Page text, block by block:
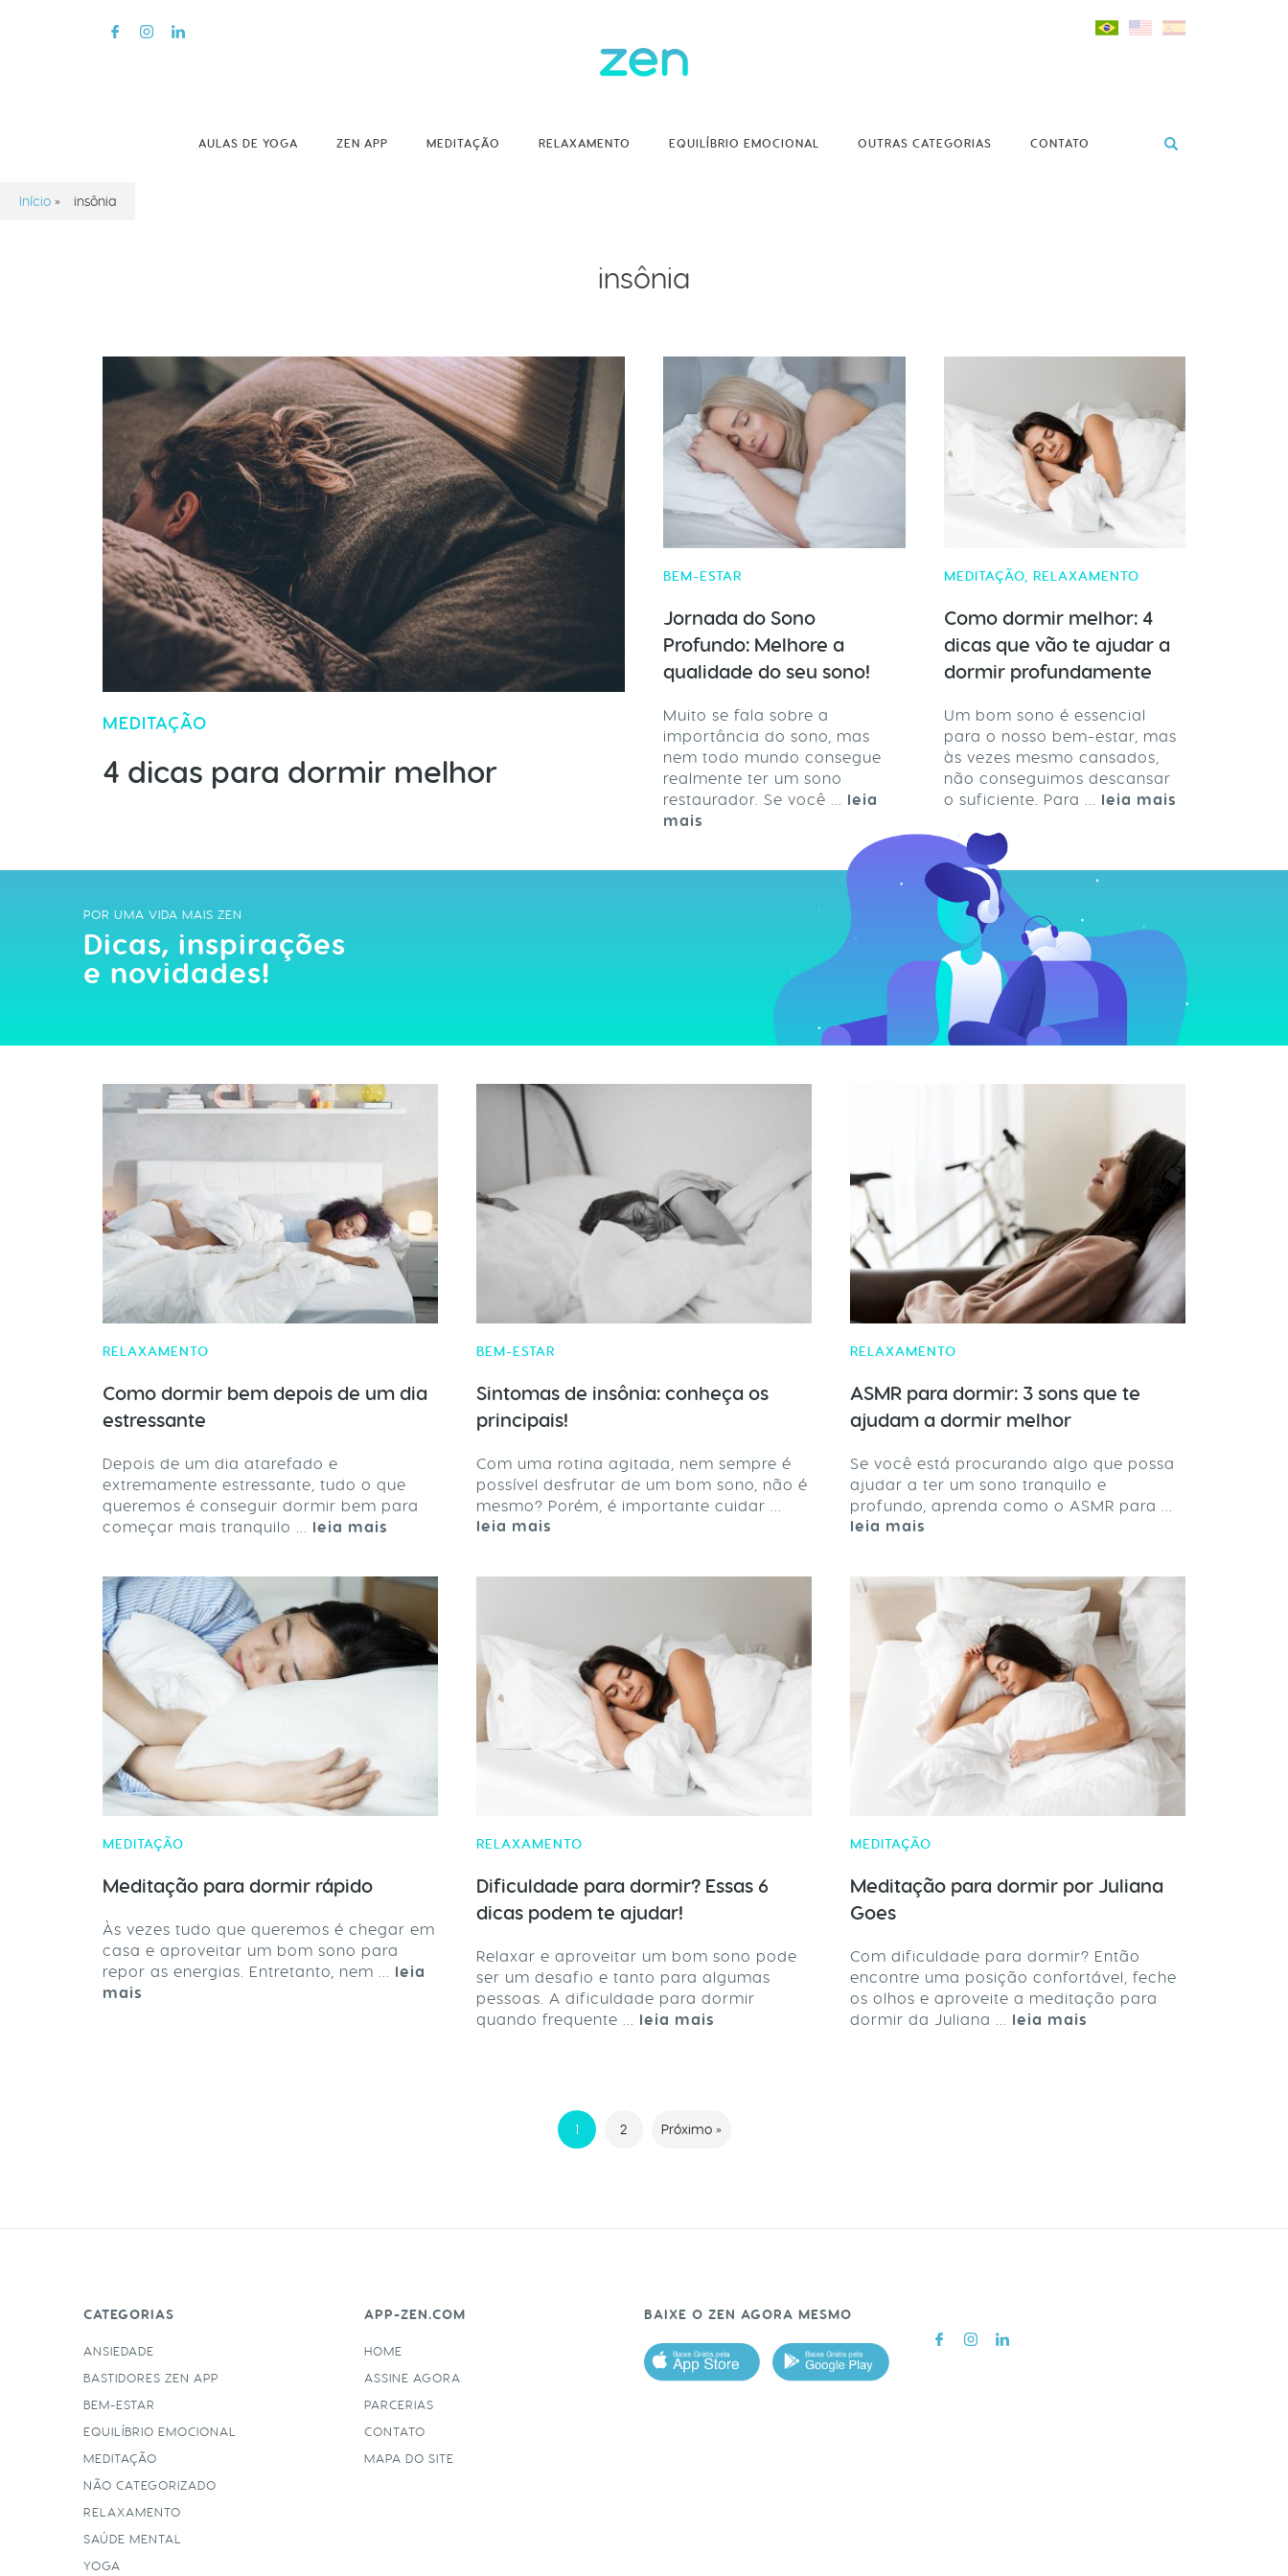
AULAS DE YOGA ZEN APP MEDITAÇÃO RELAXAMENTO EQUILÍBRIO EMOCIONAL OUTRAS CATEGORIAS CONTATO
Início » insônia
insônia
MEDITAÇÃO
4 dicas para dormir melhor
BEM-ESTAR
Jornada do Sono
Profundo: Melhore a
qualidade do seu sono!
Muito se fala sobre a
importância do sono, mas
nem todo mundo consegue
realmente ter um sono
restaurador. Se você ... leia
mais
MEDITAÇÃO, RELAXAMENTO
Como dormir melhor: 4
dicas que vão te ajudar a
dormir profundamente
Um bom sono é essencial
para o nosso bem-estar, mas
às vezes mesmo cansados,
não conseguimos descansar
o suficiente. Para ... leia mais
POR UMA VIDA MAIS ZEN
Dicas, inspirações
e novidades!
RELAXAMENTO
Como dormir bem depois de um dia
estressante
Depois de um dia atarefado e
extremamente estressante, tudo o que
queremos é conseguir dormir bem para
começar mais tranquilo ... leia mais
BEM-ESTAR
Sintomas de insônia: conheça os
principais!
Com uma rotina agitada, nem sempre é
possível desfrutar de um bom sono, não é
mesmo? Porém, é importante cuidar ...
leia mais
RELAXAMENTO
ASMR para dormir: 3 sons que te
ajudam a dormir melhor
Se você está procurando algo que possa
ajudar a ter um sono tranquilo e
profundo, aprenda como o ASMR para ...
leia mais
MEDITAÇÃO
Meditação para dormir rápido
Às vezes tudo que queremos é chegar em
casa e aproveitar um bom sono para
repor as energias. Entretanto, nem ... leia
mais
RELAXAMENTO
Dificuldade para dormir? Essas 6
dicas podem te ajudar!
Relaxar e aproveitar um bom sono pode
ser um desafio e tanto para algumas
pessoas. A dificuldade para dormir
quando frequente ... leia mais
MEDITAÇÃO
Meditação para dormir por Juliana
Goes
Com dificuldade para dormir? Então
encontre uma posição confortável, feche
os olhos e aproveite a meditação para
dormir da Juliana ... leia mais
1 2 Próximo »
CATEGORIAS
ANSIEDADE
BASTIDORES ZEN APP
BEM-ESTAR
EQUILÍBRIO EMOCIONAL
MEDITAÇÃO
NÃO CATEGORIZADO
RELAXAMENTO
SAÚDE MENTAL
YOGA
APP-ZEN.COM
HOME
ASSINE AGORA
PARCERIAS
CONTATO
MAPA DO SITE
BAIXE O ZEN AGORA MESMO